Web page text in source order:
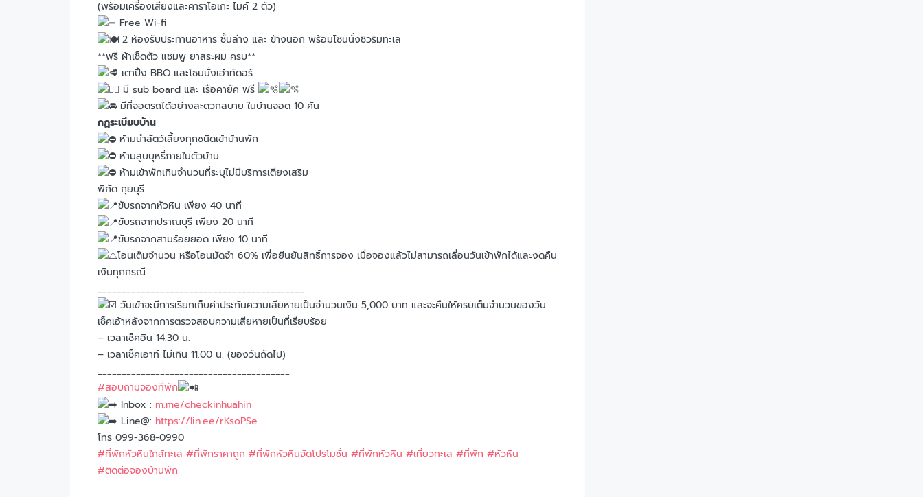
(พร้อมเครื่องเสียงและคาราโอเกะ ไมค์ 2 ตัว)
Free Wi-fi
2 ห้องรับประทานอาหาร ชั้นล่าง และ ข้างนอก พร้อมโซนนั่งชิวริมทะเล
**ฟรี ผ้าเช็ดตัว แชมพู ยาสระผม ครบ**
เตาปิ้ง BBQ และโซนนั่งเอ้าท์ดอร์
มี sub board และ เรือคายัค ฟรี
มีที่จอดรถได้อย่างสะดวกสบาย ในบ้านจอด 10 คัน
กฏระเบียบบ้าน
ห้ามนำสัตว์เลี้ยงทุกชนิดเข้าบ้านพัก
ห้ามสูบบุหรี่ภายในตัวบ้าน
ห้ามเข้าพักเกินจำนวนที่ระบุไม่มีบริการเตียงเสริม
พิกัด กุยบุรี
ขับรถจากหัวหิน เพียง 40 นาที
ขับรถจากปราณบุรี เพียง 20 นาที
ขับรถจากสามร้อยยอด เพียง 10 นาที
โอนเต็มจำนวน หรือโอนมัดจำ 60% เพื่อยืนยันสิทธิ์การจอง เมื่อจองแล้วไม่สามารถเลื่อนวันเข้าพักได้และงดคืน
เงินทุกกรณี
___________________________________________
วันเข้าจะมีการเรียกเก็บค่าประกันความเสียหายเป็นจำนวนเงิน 5,000 บาท และจะคืนให้ครบเต็มจำนวนของวัน
เช็คเอ้าหลังจากการตรวจสอบความเสียหายเป็นที่เรียบร้อย
– เวลาเช็คอิน 14.30 น.
– เวลาเช็คเอาท์ ไม่เกิน 11.00 น. (ของวันถัดไป)
________________________________________
#สอบถามจองที่พัก
Inbox : m.me/checkinhuahin
Line@: https://lin.ee/rKsoPSe
โทร 099-368-0990
#ที่พักหัวหินใกล้ทะเล #ที่พักราคาถูก #ที่พักหัวหินจัดโปรโมชั่น #ที่พักหัวหิน #เที่ยวทะเล #ที่พัก #หัวหิน
#ติดต่อจองบ้านพัก